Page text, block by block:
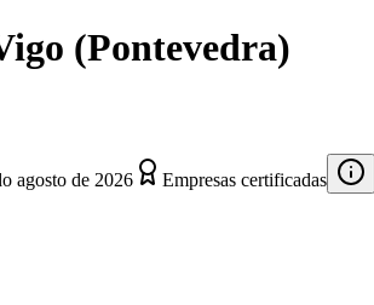
(Pontevedra)
agosto de 2026 Empresas certificadas